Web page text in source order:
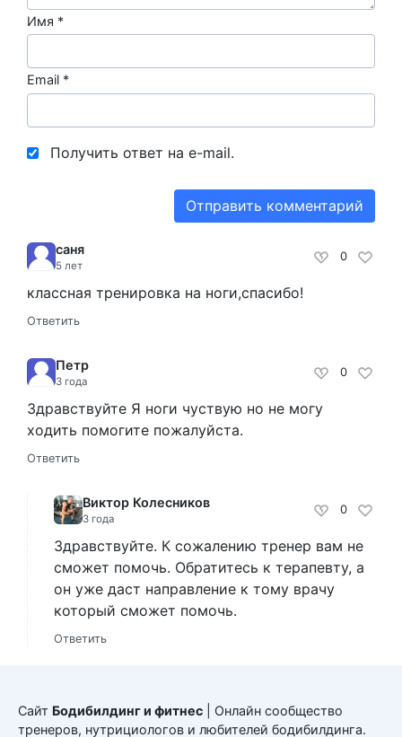
Имя *
Email *
Получить ответ на e-mail.
саня
5 лет
0
классная тренировка на ноги,спасибо!
Ответить
Петр
3 года
0
Здравствуйте Я ноги чуствую но не могу
ходить помогите пожалуйста.
Ответить
Виктор Колесников
3 года
0
Здравствуйте. К сожалению тренер вам не
сможет помочь. Обратитесь к терапевту, а
он уже даст направление к тому врачу
который сможет помочь.
Ответить
Сайт Бодибилдинг и фитнес | Онлайн сообщество
тренеров, нутрициологов и любителей бодибилдинга.